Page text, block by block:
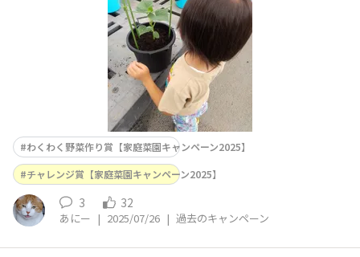
わくわく野菜作り賞【家庭菜園キャンペーン2025】
チャレンジ賞【家庭菜園キャンペーン2025】
3 32
あにー | 2025/07/26 | 過去のキャンペーン